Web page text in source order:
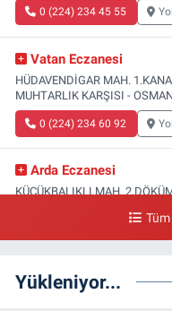
0 (224) 234 45 55
Vatan Eczanesi
HÜDAVENDİGAR MAH.
MUHTARLIK KARŞISI -
0 (224) 234 60 92
Arda Eczanesi
KÜÇÜKBALIKLI MAH.
Türsel Eczanesi
Yükleniyor...